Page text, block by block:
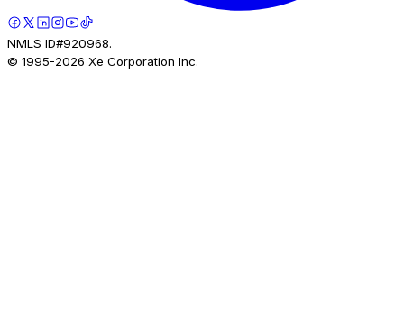
NMLS ID#920968.
© 1995-2026 Xe Corporation Inc.